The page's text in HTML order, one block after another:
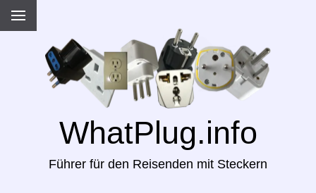
WhatPlug.info
Führer für den Reisenden mit Steckern